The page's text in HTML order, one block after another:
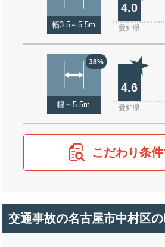
幅3.5～5.5m
4.0
愛知県
38%
幅～5.5m
4.6
愛知県
こだわり条
交通事故の名古屋市中村区